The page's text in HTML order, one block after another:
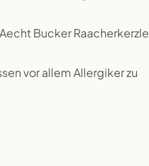
Bucker Raacherkerzle
vor allem Allergiker zu